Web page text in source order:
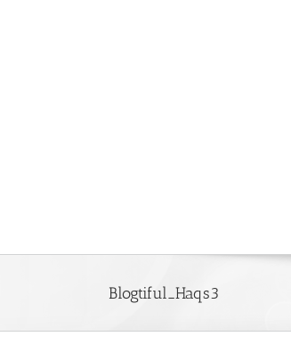
Blogtiful_Haqs3